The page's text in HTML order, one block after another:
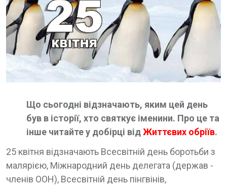
Що сьогодні відзначають, яким цей день
був в історії, хто святкує іменини. Про це та
інше читайте у добірці відЖиттєвих обріїв.
25 квітня відзначають Всесвітній день боротьби з
малярією, Міжнародний день делегата (держав -
членів ООН), Всесвітній день пінгвінів,